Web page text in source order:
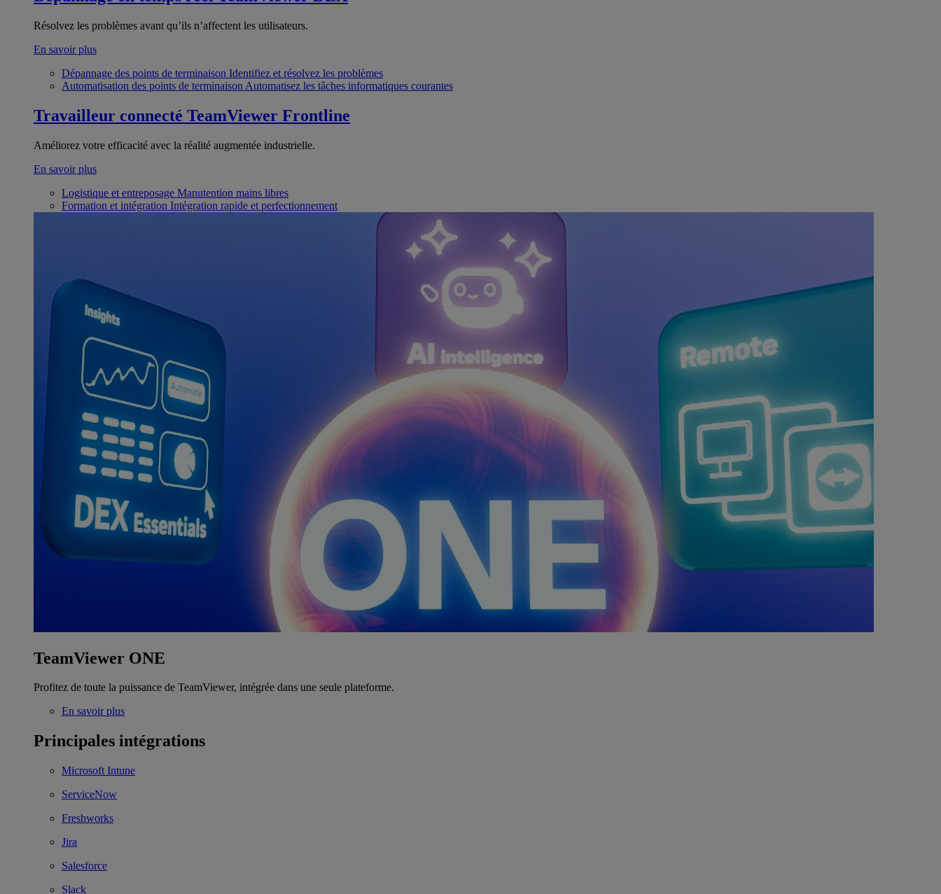
Résolvez les problèmes avant qu’ils n’affectent les utilisateurs.
En savoir plus
Dépannage des points de terminaison Identifiez et résolvez les problèmes
Automatisation des points de terminaison Automatisez les tâches informatiques courantes
Travailleur connecté TeamViewer Frontline
Améliorez votre efficacité avec la réalité augmentée industrielle.
En savoir plus
Logistique et entreposage Manutention mains libres
Formation et intégration Intégration rapide et perfectionnement
TeamViewer ONE
Profitez de toute la puissance de TeamViewer, intégrée dans une seule plateforme.
En savoir plus
Principales intégrations
Microsoft Intune
ServiceNow
Freshworks
Jira
Salesforce
Slack